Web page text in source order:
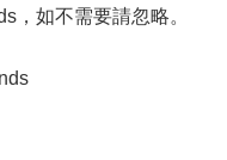
，如不需要請忽略。